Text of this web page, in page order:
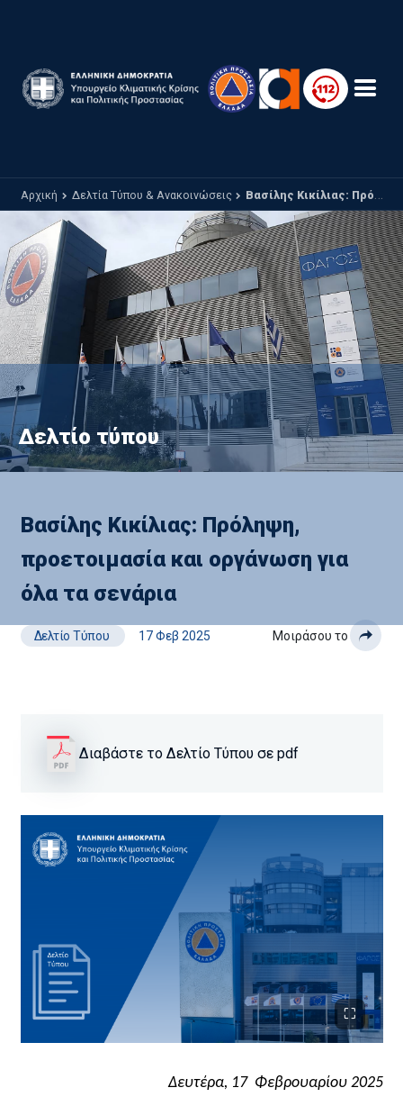
Αρχική Δελτία Τύπου & Ανακοινώσεις Βασίλης Κικίλιας: Πρόληψη, προετοιμασία και οργάνωση για όλα τα σενάρια
Δελτίο τύπου
Βασίλης Κικίλιας: Πρόληψη,
προετοιμασία και οργάνωση για
όλα τα σενάρια
Δελτίο Τύπου 17 Φεβ 2025 Μοιράσου το
Διαβάστε το Δελτίο Τύπου σε pdf
Δευτέρα, 17 Φεβρουαρίου 2025